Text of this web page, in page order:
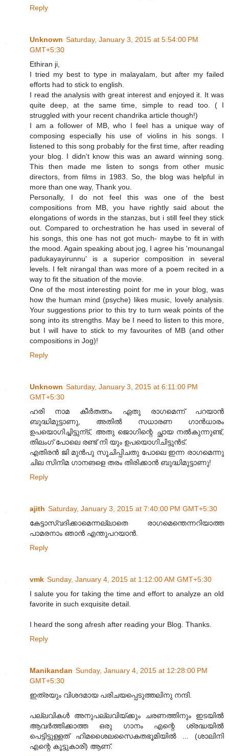
Reply
Unknown Saturday, January 3, 2015 at 5:54:00 PM
GMT+5:30
Ethiran ji,
I tried my best to type in malayalam, but after my failed
efforts had to stick to english.
I read the analysis with great interest and enjoyed it. It was
quite deep, at the same time, simple to read too. ( I
struggled with your recent chandrika article though!)
I am a follower of MB, who I feel has a unique way of
composing especially his use of violins in his songs. I
listened to this song probably for the first time, after reading
your blog. I didn't know this was an award winning song.
This then made me listen to songs from other music
directors, from films in 1983. So, the blog was helpful in
more than one way, Thank you.
Personally, I do not feel this was one of the best
compositions from MB, you have rightly said about the
elongations of words in the stanzas, but i still feel they stick
out. Compared to orchestration he has used in several of
his songs, this one has not got much- maybe to fit in with
the mood. Again speaking about jog, I agree his 'mounangal
padukayayirunnu' is a superior composition in several
levels. I felt nirangal than was more of a poem recited in a
way to fit the situation of the movie.
One of the most interesting point for me in your blog, was
how the human mind (psyche) likes music, lovely analysis.
Your suggestions prior to this try to turn weak points of the
song into its strengths. May be I need to listen to this more,
but I will have to stick to my favourites of MB (and other
compositions in Jog)!
Reply
Unknown Saturday, January 3, 2015 at 6:11:00 PM
GMT+5:30
ഹരി നാമ കീർതത്നം ഏതു രാഗമെന്ന് പറയാൻ
ബുദ്ധിമുട്ടാണു, അതിൽ സധാരണ ഗാൻധാരം
ഉപയൊഗിച്ചിട്ടുന്ട്, അതു ജൊഗിന്റെ ച്ഛായ നൽകുന്നുണ്ട്,
തിലംഗ് പോലെ രണ്ട് നി യും ഉപയൊഗിചിട്ടുൻട്.
എതിരൻ ജി മുൻപു സൂചിപ്പിചതു പോലെ ഇന്ന രാഗമെന്നു
ചില സിനിമ ഗാനങളെ തരം തിരിക്കാൻ ബുദ്ധിമുട്ടാണു!
Reply
ajith Saturday, January 3, 2015 at 7:40:00 PM GMT+5:30
കേട്ടാസ്വദിക്കാമെന്നല്ലാതെ രാഗമെന്തെന്നറിയാത്ത
പാമരനാം ഞാന്‍ എന്തുപറയാന്‍.
Reply
vmk Sunday, January 4, 2015 at 1:12:00 AM GMT+5:30
I salute you for taking the time and effort to analyze an old
favorite in such exquisite detail.
I heard the song afresh after reading your Blog. Thanks.
Reply
Manikandan Sunday, January 4, 2015 at 12:28:00 PM
GMT+5:30
ഇത്രയും വിശദമായ പരിചയപ്പെടുത്തലിനു നന്ദി.
പല്ലവികൾ അനുപല്ലവിയ്ക്കും ചരണത്തിനും ഇടയിൽ
ആവർത്തിക്കാത്ത ഒരു ഗാനം എന്റെ ശ്രദ്ധയിൽ
പെട്ടിട്ടുള്ളത് ഹിമശൈലസൈകതഭൂമിയിൽ ... (ശാലിനി
എന്റെ കൂട്ടുകാരി) ആണ്.